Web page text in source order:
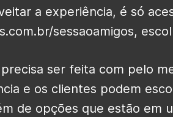
a experiência, é só
sessaoamigos,
ser feita com pelo
e os clientes podem
de opções que estão em